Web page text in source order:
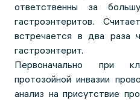
ответственны за
гастроэнтеритов.
встречается в два раза
гастроэнтерит.
Первоначально при
протозойной инвазии
анализ на присутствие